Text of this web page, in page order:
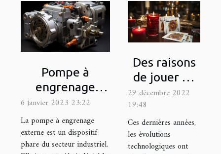
Pompe à
engrenage
externe : quel
est son
fonctionnement
?
6 janvier 2023 23:22
La pompe à engrenage
externe est un dispositif
phare du secteur industriel.
Des raisons
de jouer au
blackjack
29 décembre 2022
19:48
Ces dernières années,
les évolutions
technologiques ont